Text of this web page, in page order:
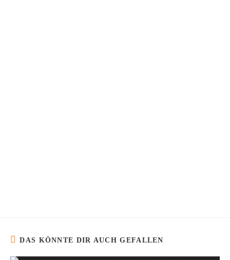
DAS KÖNNTE DIR AUCH GEFALLEN